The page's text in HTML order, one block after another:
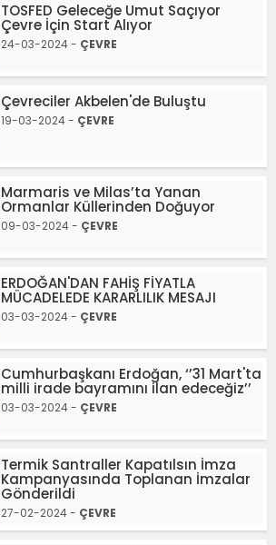
TOSFED Geleceğe Umut Saçıyor
Çevre İçin Start Alıyor
24-03-2024 - ÇEVRE
Çevreciler Akbelen'de Buluştu
19-03-2024 - ÇEVRE
Marmaris ve Milas’ta Yanan
Ormanlar Küllerinden Doğuyor
09-03-2024 - ÇEVRE
ERDOĞAN'DAN FAHİŞ FİYATLA
MÜCADELEDE KARARLILIK MESAJI
03-03-2024 - ÇEVRE
Cumhurbaşkanı Erdoğan, ‘’31 Mart'ta
milli irade bayramını ilan edeceğiz’’
03-03-2024 - ÇEVRE
Termik Santraller Kapatılsın İmza
Kampanyasında Toplanan İmzalar
Gönderildi
27-02-2024 - ÇEVRE